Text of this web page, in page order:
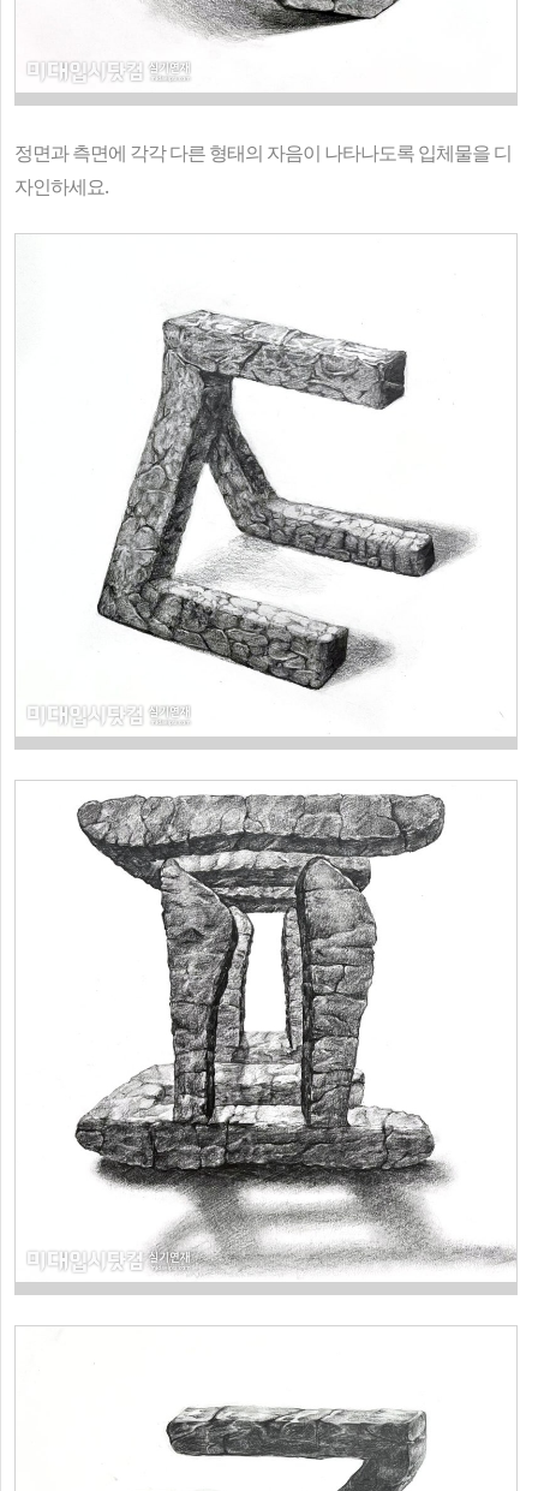
정면과 측면에 각각 다른 형태의 자음이 나타나도록 입체물을 디
자인하세요.